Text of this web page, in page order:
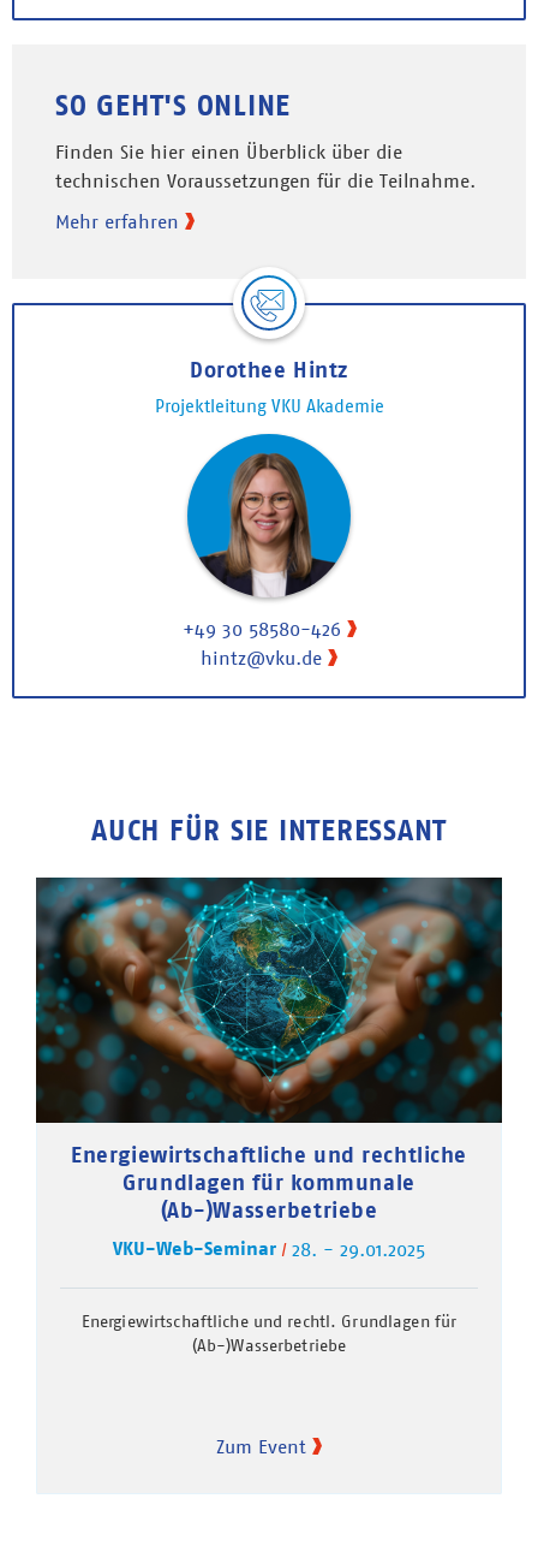
SO GEHT'S ONLINE
Finden Sie hier einen Überblick über die
technischen Voraussetzungen für die Teilnahme.
Mehr erfahren
Dorothee Hintz
Projektleitung VKU Akademie
+49 30 58580-426
hintz@vku.de
AUCH FÜR SIE INTERESSANT
Energiewirtschaftliche und rechtliche
Grundlagen für kommunale
(Ab-)Wasserbetriebe
VKU-Web-Seminar 28. - 29.01.2025
Energiewirtschaftliche und rechtl. Grundlagen für
(Ab-)Wasserbetriebe
Zum Event